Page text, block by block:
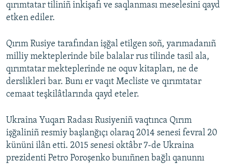
qırımtatar tiliniñ inkişafı ve saqlanması meselesini qayd
etken ediler.
Qırım Rusiye tarafından işğal etilgen soñ, yarımadanıñ
milliy mekteplerinde bile balalar rus tilinde tasil ala,
qırımtatar mekteplerinde ne oquv kitapları, ne de
derslikleri bar. Bunı er vaqıt Mecliste ve qırımtatar
cemaat teşkilâtlarında qayd eteler.
Ukraina Yuqarı Radası Rusiyeniñ vaqtınca Qırım
işğaliniñ resmiy başlanğıçı olaraq 2014 senesi fevral 20
kününi ilân etti. 2015 senesi oktâbr 7-de Ukraina
prezidenti Petro Poroşenko bunıñnen bağlı qanunnı